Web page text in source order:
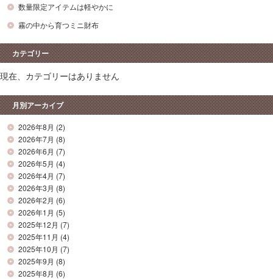
数量限定アイテムは軽やかに
霧の中から育つミニ財布
カテゴリー
現在、カテゴリーはありません
月別アーカイブ
2026年8月 (2)
2026年7月 (8)
2026年6月 (7)
2026年5月 (4)
2026年4月 (7)
2026年3月 (8)
2026年2月 (6)
2026年1月 (5)
2025年12月 (7)
2025年11月 (4)
2025年10月 (7)
2025年9月 (8)
2025年8月 (6)